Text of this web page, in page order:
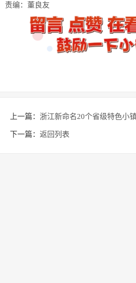
责编：董良友
上一篇： 浙江新命名20个省级特色小
下一篇： 返回列表